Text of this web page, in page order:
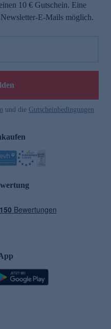
10 € Gutschein. Eine
E-Mails möglich.
und die Gutscheinbedingungen